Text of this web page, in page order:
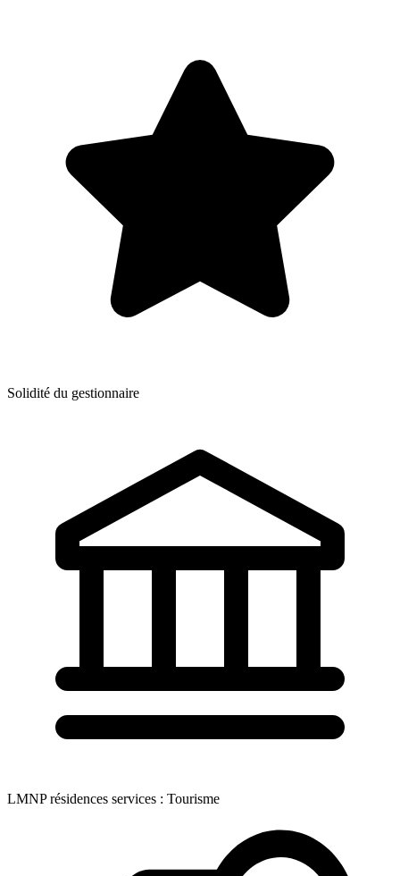
Solidité du gestionnaire
LMNP résidences services : Tourisme